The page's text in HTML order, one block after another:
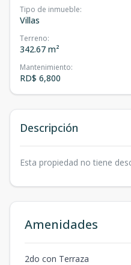
Tipo de inmueble:
Villas
Terreno:
342.67 m²
Mantenimiento:
RD$ 6,800
Descripción
Esta propiedad no tiene
Amenidades
2do con Terraza